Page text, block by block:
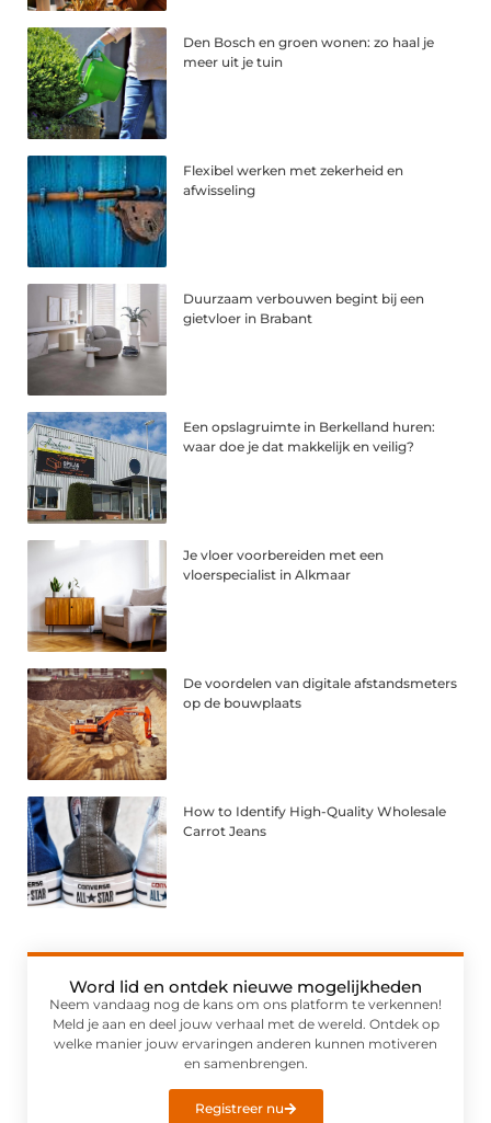
Den Bosch en groen wonen: zo haal je
meer uit je tuin
Flexibel werken met zekerheid en
afwisseling
Duurzaam verbouwen begint bij een
gietvloer in Brabant
Een opslagruimte in Berkelland huren:
waar doe je dat makkelijk en veilig?
Je vloer voorbereiden met een
vloerspecialist in Alkmaar
De voordelen van digitale afstandsmeters
op de bouwplaats
How to Identify High-Quality Wholesale
Carrot Jeans
Word lid en ontdek nieuwe mogelijkheden
Neem vandaag nog de kans om ons platform te verkennen!
Meld je aan en deel jouw verhaal met de wereld. Ontdek op
welke manier jouw ervaringen anderen kunnen motiveren
en samenbrengen.
Registreer nu